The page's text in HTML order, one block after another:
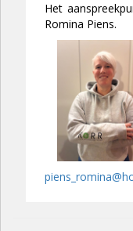
Het
Romina Piens.